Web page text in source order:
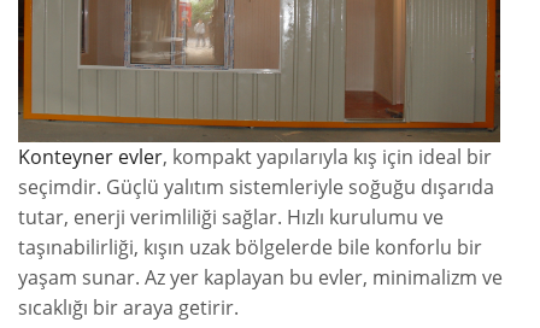
Konteyner evler, kompakt yapılarıyla kış için ideal bir
seçimdir. Güçlü yalıtım sistemleriyle soğuğu dışarıda
tutar, enerji verimliliği sağlar. Hızlı kurulumu ve
taşınabilirliği, kışın uzak bölgelerde bile konforlu bir
yaşam sunar. Az yer kaplayan bu evler, minimalizm ve
sıcaklığı bir araya getirir.